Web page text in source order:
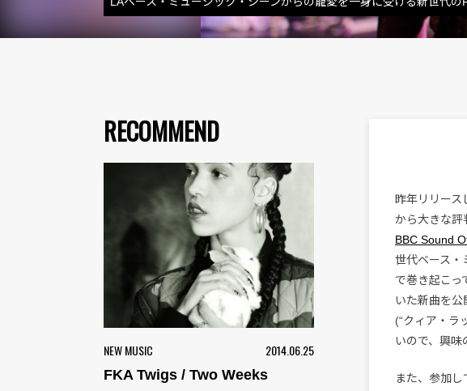
RECOMMEND
NEW MUSIC 2014.06.25
FKA Twigs / Two Weeks
昨年リリース
から大きな評
BBC Sound
世代ベース・
で巻き起こっ
いた新曲を公
(“クィア・ラ
いので、興味
また、参加し